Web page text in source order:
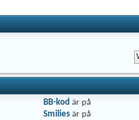
BB-kod är på
Smiliesär på